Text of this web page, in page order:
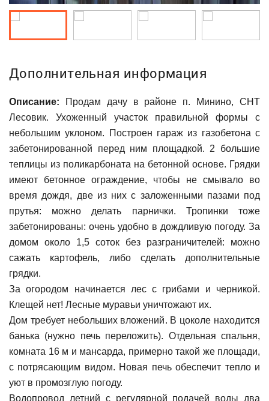
Дополнительная информация
Описание: Продам дачу в районе п. Минино, СНТ
Лесовик. Ухоженный участок правильной формы с
небольшим уклоном. Построен гараж из газобетона с
забетонированной перед ним площадкой. 2 большие
теплицы из поликарбоната на бетонной основе. Грядки
имеют бетонное ограждение, чтобы не смывало во
время дождя, две из них с заложенными пазами под
прутья: можно делать парнички. Тропинки тоже
забетонированы: очень удобно в дождливую погоду. За
домом около 1,5 соток без разграничителей: можно
сажать картофель, либо сделать дополнительные
грядки.
За огородом начинается лес с грибами и черникой.
Клещей нет! Лесные муравьи уничтожают их.
Дом требует небольших вложений. В цоколе находится
банька (нужно печь переложить). Отдельная спальня,
комната 16 м и мансарда, примерно такой же площади,
с потрясающим видом. Новая печь обеспечит тепло и
уют в промозглую погоду.
Водопровод летний с регулярной подачей воды два